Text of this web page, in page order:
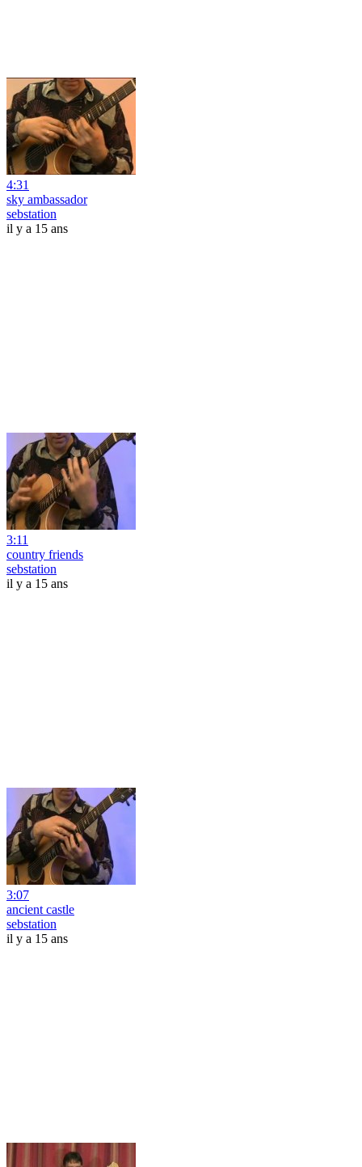
4:31
sky ambassador
sebstation
il y a 15 ans
3:11
country friends
sebstation
il y a 15 ans
3:07
ancient castle
sebstation
il y a 15 ans